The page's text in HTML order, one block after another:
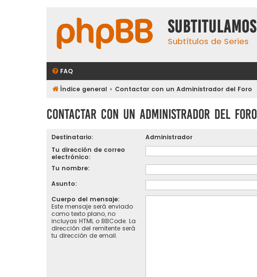
Subtítulos de Series
FAQ
Índice general Contactar con un Administrador del Foro
Contactar con un Administrador del Foro
Destinatario:
Administrador
Tu dirección de correo
electrónico:
Tu nombre:
Asunto:
Cuerpo del mensaje:
Este mensaje será enviado
como texto plano, no
incluyas HTML o BBCode. La
dirección del remitente será
tu dirección de email.